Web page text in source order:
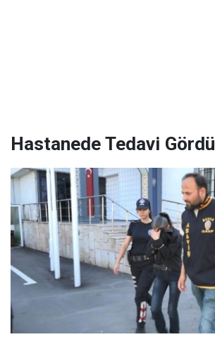
Hastanede Tedavi Gördü